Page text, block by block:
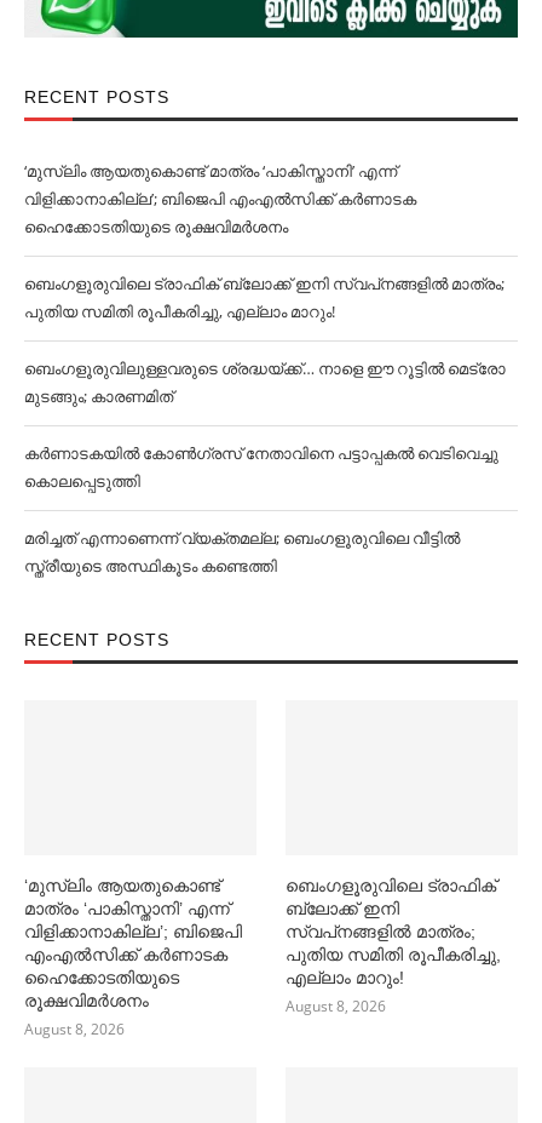
RECENT POSTS
‘മുസ്‌ലിം ആയതുകൊണ്ട് മാത്രം ‘പാകിസ്താനി’ എന്ന്
വിളിക്കാനാകില്ല’; ബിജെപി എംഎല്‍സിക്ക് കര്‍ണാടക
ഹൈക്കോടതിയുടെ രൂക്ഷവിമര്‍ശനം
ബെംഗളൂരുവിലെ ട്രാഫിക് ബ്ലോക്ക് ഇനി സ്വപ്‌നങ്ങളില്‍ മാത്രം;
പുതിയ സമിതി രൂപീകരിച്ചു, എല്ലാം മാറും!
ബെംഗളൂരുവിലുള്ളവരുടെ ശ്രദ്ധയ്ക്ക്… നാളെ ഈ റൂട്ടില്‍ മെട്രോ
മുടങ്ങും; കാരണമിത്
കര്‍ണാടകയില്‍ കോണ്‍ഗ്രസ് നേതാവിനെ പട്ടാപ്പകല്‍ വെടിവെച്ചു
കൊലപ്പെടുത്തി
മരിച്ചത് എന്നാണെന്ന് വ്യക്തമല്ല; ബെംഗളൂരുവിലെ വീട്ടില്‍
സ്ത്രീയുടെ അസ്ഥികൂടം കണ്ടെത്തി
RECENT POSTS
‘മുസ്‌ലിം ആയതുകൊണ്ട്
മാത്രം ‘പാകിസ്താനി’ എന്ന്
വിളിക്കാനാകില്ല’; ബിജെപി
എംഎല്‍സിക്ക് കര്‍ണാടക
ഹൈക്കോടതിയുടെ
രൂക്ഷവിമര്‍ശനം
August 8, 2026
ബെംഗളൂരുവിലെ ട്രാഫിക്
ബ്ലോക്ക് ഇനി
സ്വപ്‌നങ്ങളില്‍ മാത്രം;
പുതിയ സമിതി രൂപീകരിച്ചു,
എല്ലാം മാറും!
August 8, 2026